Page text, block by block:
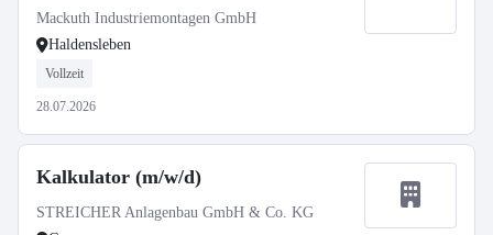
Mackuth Industriemontagen GmbH
Haldensleben
Vollzeit
28.07.2026
Kalkulator (m/w/d)
STREICHER Anlagenbau GmbH & Co. KG